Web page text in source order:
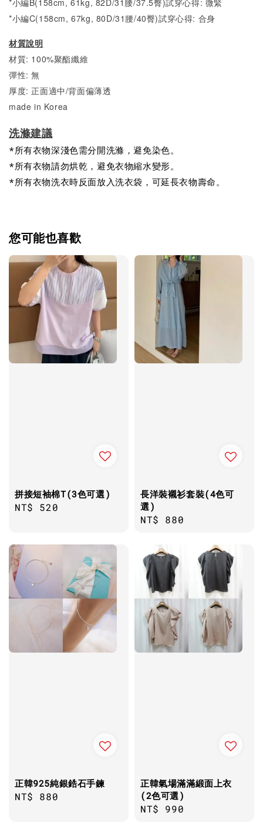
*小編C(158cm, 67kg, 80D/31腰/40臀)試穿心得: 合身
材質說明
材質: 100%聚酯纖維
彈性: 無
厚度: 正面適中/背面偏薄透
made in Korea
洗滌建議
*所有衣物深淺色需分開洗滌，避免染色。
*所有衣物請勿烘乾，避免衣物縮水變形。
*所有衣物洗衣時反面放入洗衣袋，可延長衣物壽命。
您可能也喜歡
拼接短袖棉T(3色可選)
Regular
NT$ 520
長洋裝襯衫套裝(4色可
選)
Regular
NT$ 880
正韓925純銀鋯石手鍊
Regular
NT$ 880
正韓氣場滿滿緞面上衣
(2色可選)
Regular
NT$ 990